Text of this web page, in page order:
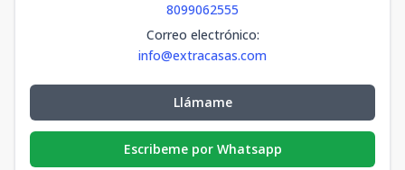
8099062555
Correo electrónico:
info@extracasas.com
Llámame
Escribeme por Whatsapp